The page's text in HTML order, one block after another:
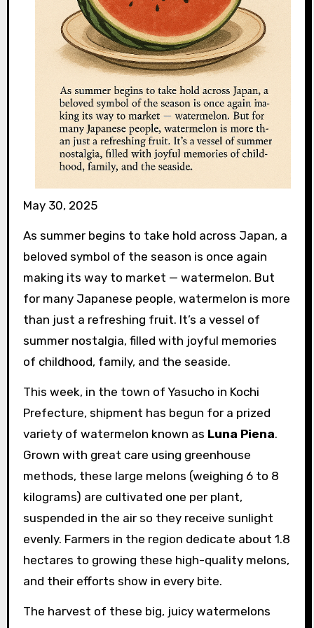
May 30, 2025
As summer begins to take hold across Japan, a
beloved symbol of the season is once again
making its way to market — watermelon. But
for many Japanese people, watermelon is more
than just a refreshing fruit. It’s a vessel of
summer nostalgia, filled with joyful memories
of childhood, family, and the seaside.
This week, in the town of Yasucho in Kochi
Prefecture, shipment has begun for a prized
variety of watermelon known as Luna Piena.
Grown with great care using greenhouse
methods, these large melons (weighing 6 to 8
kilograms) are cultivated one per plant,
suspended in the air so they receive sunlight
evenly. Farmers in the region dedicate about 1.8
hectares to growing these high-quality melons,
and their efforts show in every bite.
The harvest of these big, juicy watermelons